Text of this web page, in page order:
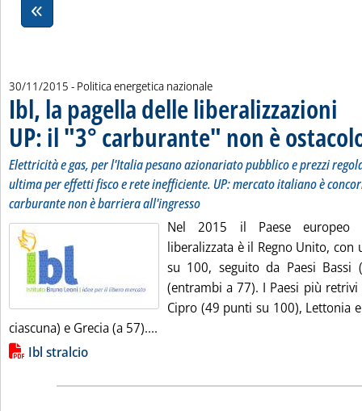
30/11/2015 - Politica energetica nazionale
Ibl, la pagella delle liberalizzazioni
UP: il "3° carburante" non è
Elettricità e gas, per l'Italia pesano azionariato pubblico e prezzi
ultima per effetti fisco e rete inefficiente. UP: mercato italiano è
carburante non è barriera all'ingresso
Nel 2015 il Paese europeo
liberalizzata è il Regno Unito,
su 100, seguito da Paesi Bassi
(entrambi a 77). I Paesi più
Cipro (49 punti su 100), Lettonia
ciascuna) e Grecia (a 57)....
Lista allegati PDF alla notizia
Ibl stralcio